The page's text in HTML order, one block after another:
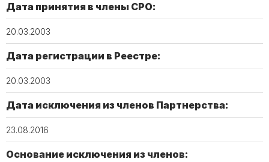
Дата принятия в члены СРО:
20.03.2003
Дата регистрации в Реестре:
20.03.2003
Дата исключения из членов Партнерства:
23.08.2016
Основание исключения из членов: